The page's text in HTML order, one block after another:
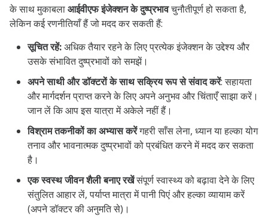
के साथ मुकाबलाआईवीएफ इंजेक्शन के दुष्प्रभावचुनौतीपूर्ण हो सकता है,
लेकिन कई रणनीतियाँ हैं जो मदद कर सकती हैं:
सूचित रहें:अधिक तैयार रहने के लिए प्रत्येक इंजेक्शन के उद्देश्य और
उसके संभावित दुष्प्रभावों को समझें।
अपने साथी और डॉक्टरों के साथ सक्रिय रूप से संवाद करें: सहायता
और मार्गदर्शन प्राप्त करने के लिए अपने अनुभव और चिंताएँ साझा करें।
जान लें कि आप इस यात्रा में अकेले नहीं हैं।
विश्राम तकनीकों का अभ्यास करेंगहरी साँस लेना, ध्यान या हल्का योग
तनाव और भावनात्मक दुष्प्रभावों को प्रबंधित करने में मदद कर सकता
है।
एक स्वस्थ जीवन शैली बनाए रखेंसंपूर्ण स्वास्थ्य को बढ़ावा देने के लिए
संतुलित आहार लें, पर्याप्त मात्रा में पानी पिएं और हल्का व्यायाम करें
(अपने डॉक्टर की अनुमति से)।